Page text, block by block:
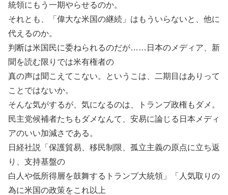
統領にもう一期やらせるのか。
それとも、「偉大な米国の継続」はもういらないと、他に
代えるのか。
判断は米国民に委ねられるのだが……日本のメディア、新
聞を読む限りでは米有権者の
真の声は聞こえてこない。というこは、二期目はありって
ことではないか。
そんな気がするが、気になるのは、トランプ政権もダメ。
民主党候補者たちもダメなんて、安易に論じる日本メディ
アのいい加減さである。
日経社説「保護貿易、移民制限、孤立主義の原点に立ち返
り、支持基盤の
白人や低所得層を鼓舞するトランプ大統領」「人気取りの
為に米国の政策をこれ以上